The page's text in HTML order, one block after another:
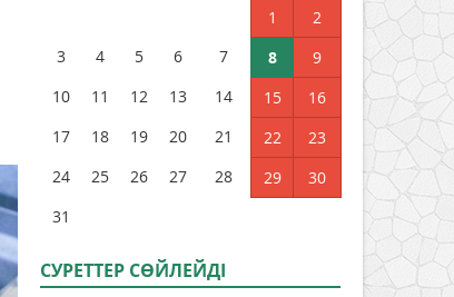
1
2
3
4 5 6 7 8
9
10
11 12 13 14 15
16
17
18 19 20 21 22
23
24
25 26 27 28 29
30
31
СУРЕТТЕР СӨЙЛЕЙДI